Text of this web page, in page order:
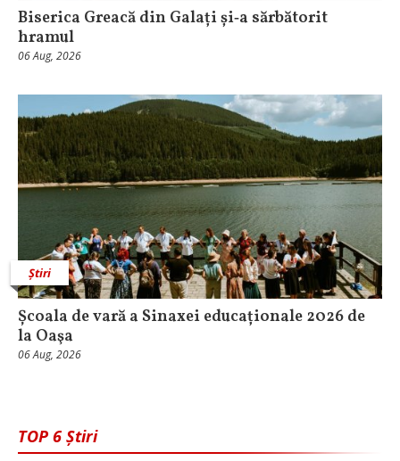
Biserica Greacă din Galați și‑a sărbătorit
hramul
06 Aug, 2026
Știri
Școala de vară a Sinaxei educaționale 2026 de
la Oaşa
06 Aug, 2026
TOP 6 Știri